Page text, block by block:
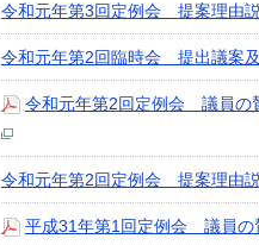
令和元年第3回定例会 提案理由
令和元年第2回臨時会 提出議案及
令和元年第2回定例会 議員の
令和元年第2回定例会 提案理由
平成31年第1回定例会 議員の